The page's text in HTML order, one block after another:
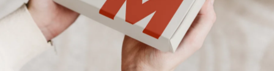
et bilde av dere eller en beskjed som virkelig berører
hjertet. Ikke noe tull, bare masse kjærlighet i øyeblikket.